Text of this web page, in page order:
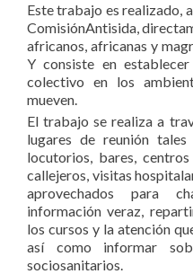
Este trabajo es realizado,
ComisiónAntisida,
africanos, africanas y
Y consiste en
colectivo en los
mueven.
El trabajo se realiza a
lugares de reunión tales
locutorios, bares,
callejeros, visitas
aprovechados para
información veraz,
los cursos y la atención
así como informar
sociosanitarios.